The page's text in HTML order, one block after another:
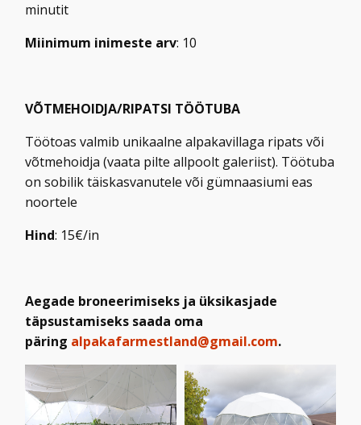
minutit
Miinimum inimeste arv: 10​
VÕTMEHOIDJA/RIPATSI TÖÖTUBA
Töötoas valmib unikaalne alpakavillaga ripats või
võtmehoidja (vaata pilte allpoolt galeriist). Töötuba
on sobilik täiskasvanutele või gümnaasiumi eas
noortele
Hind: 15€/in
Aegade broneerimiseks ja üksikasjade
täpsustamiseks saada oma
päring alpakafarmestland@gmail.com.